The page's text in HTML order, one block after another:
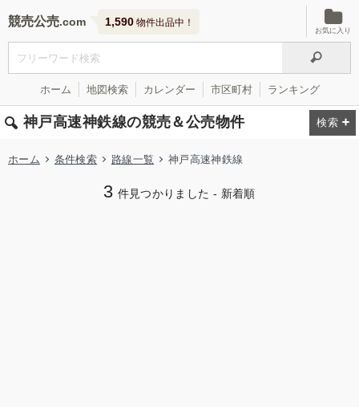
競売公売 1,590 物件出品中！
お気に入り
ホーム 地図検索 カレンダー 市区町村 ランキング
神戸高速神鉄線の競売＆公売物件
ホーム 条件検索 路線一覧 神戸高速神鉄線
3 件見つかりました - 新着順